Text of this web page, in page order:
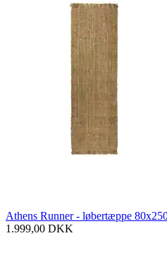
Athens Runner - løbertæppe
1.999,00 DKK